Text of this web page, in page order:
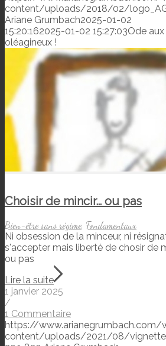
content/uploads/2018/02/
Ariane Grumbach2025-01-02
15:20:162025-01-02 15:27:03Ode aux
oléagineux !
Choisir de mincir… ou pas
Bien-être sans régime, Fondamentaux
Ni obsession de la minceur, ni
s'accepter mais liberté de chosir de
ou pas
Lire la suite
1 janvier 2025
/
1 Commentaire
https://www.arianegrumbach.com/
content/uploads/2021/08/